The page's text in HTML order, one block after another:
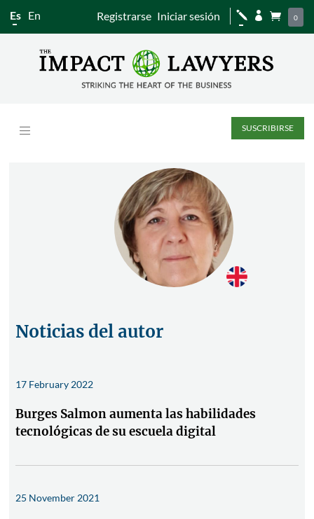
Es En Registrarse Iniciar sesión j   0
SUSCRIBIRSE
Noticias del autor
17 February 2022
Burges Salmon aumenta las habilidades
tecnológicas de su escuela digital
25 November 2021